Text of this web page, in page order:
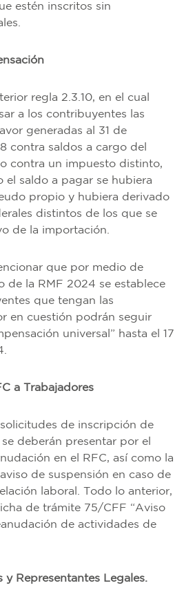
estén inscritos sin
regla 2.3.10, en el cual
a los contribuyentes las
generadas al 31 de
contra saldos a cargo del
contra un impuesto distinto,
el saldo a pagar se hubiera
propio y hubiera derivado
distintos de los que se
de la importación.
que por medio de
de la RMF 2024 se establece
que tengan las
en cuestión podrán seguir
universal” hasta el 17
a Trabajadores
de inscripción de
deberán presentar por el
en el RFC, así como la
de suspensión en caso de
laboral. Todo lo anterior,
de trámite 75/CFF “Aviso
de actividades de
y Representantes Legales.